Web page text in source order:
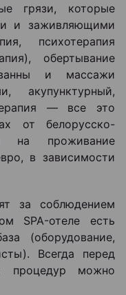
грязи, которые
и заживляющими
психотерапия
обертывание
и массажи
акупунктурный,
— все это
от белорусско-
на проживание
в зависимости
за соблюдением
SPA-отеле есть
(оборудование,
Всегда перед
процедур можно